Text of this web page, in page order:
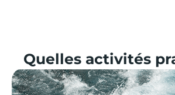
Quelles activités